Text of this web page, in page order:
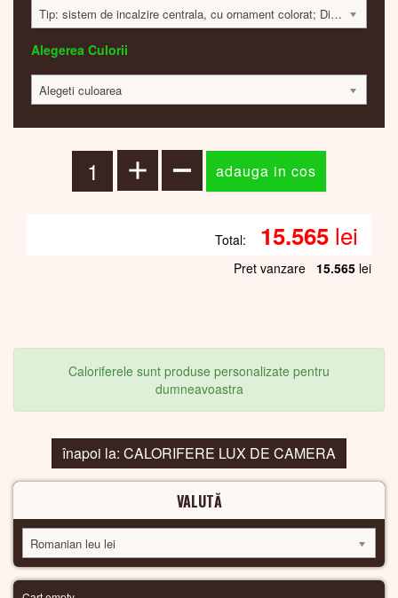
Tip: sistem de incalzire centrala, cu ornament colorat; Dimensiune: 1200x320x40mm; 648 Watt; 15514 lei
Alegerea Culorii
Alegeti culoarea
Total: 15.565 lei
Pret vanzare 15.565 lei
Caloriferele sunt produse personalizate pentru
dumneavoastra
înapoi la: CALORIFERE LUX DE CAMERA
VALUTĂ
Romanian leu lei